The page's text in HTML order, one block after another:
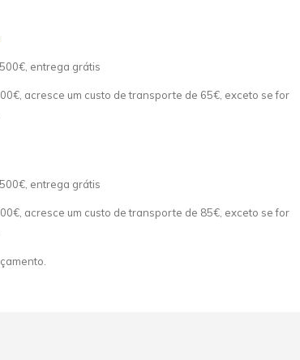
entrega grátis
acresce um custo de transporte de 65€, exceto se for
entrega grátis
acresce um custo de transporte de 85€, exceto se for